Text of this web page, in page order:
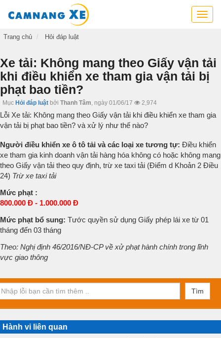
Cẩm
cứu
thông
tin
lái
Trang chủ Hỏi đáp luật
Xe tải: Không mang theo Giấy vận tải
khi điều khiển xe tham gia vận tải bị
phạt bao tiền?
Mục Hỏi đáp luật bởi Thanh Tâm, ngày 01/06/17 2,974
Lỗi Xe tải: Không mang theo Giấy vận tải khi điều khiển xe tham gia
vận tải bị phạt bao tiền? và xử lý như thế nào?
Người điều khiển xe ô tô tải và các loại xe tương tự: Điều khiển
xe tham gia kinh doanh vận tải hàng hóa không có hoặc không mang
theo Giấy vận tải theo quy định, trừ xe taxi tải (Điểm d Khoản 2 Điều
24) Trừ xe taxi tải
Mức phạt :
800.000 Đ - 1.000.000 Đ
Mức phạt bổ sung: Tước quyền sử dụng Giấy phép lái xe từ 01
tháng đến 03 tháng
Theo: Nghị định 46/2016/NĐ-CP về xử phạt hành chính trong lĩnh
vực giao thông
Tìm
Hành vi liên quan